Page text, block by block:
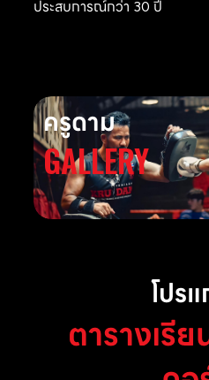
ประสบการณ์กว่า 30 ปี
ครูดาม
GALLERY
โปร
ตารางเรี